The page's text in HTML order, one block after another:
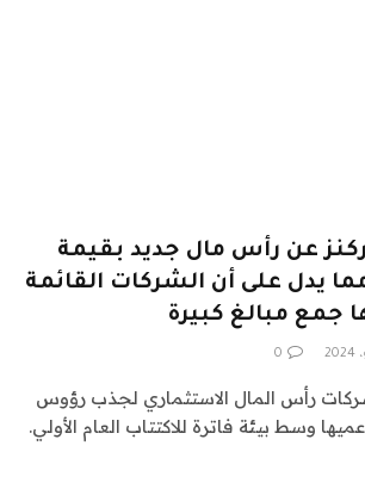
عن رأس مال جديد بقيمة
مما يدل على أن الشركات القائمة
جمع مبالغ كبيرة
0
رأس المال الاستثماري لجذب رؤوس
وسط بيئة فاترة للاكتتاب العام الأولي.